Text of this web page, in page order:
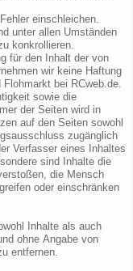
einschleichen.
unter allen Umständen
konkrollieren.
für den Inhalt der von
wir keine Haftung
bei RCweb.de.
sowie die
der Seiten wird in
auf den Seiten sowohl
zugänglich
Verfasser eines Inhaltes
sind Inhalte die
die Mensch
oder einschränken
Inhalte als auch
ohne Angabe von
entfernen.